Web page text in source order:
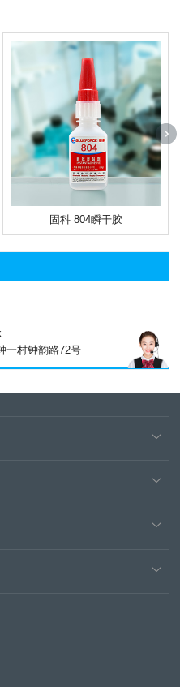
固科 804瞬干胶
一村钟韵路72号